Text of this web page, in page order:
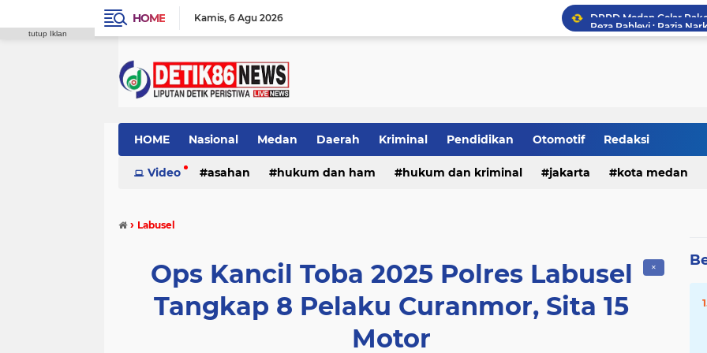
HOME Kamis 6 Agu 2026
Tia Ayu Soroti
HOME Nasional Medan Daerah Kriminal Pendidikan Otomotif Redaksi
Video asahan hukum dan ham hukum dan kriminal jakarta kota medan
› Labusel
✕
Ops Kancil Toba 2025 Polres Labusel
Tangkap 8 Pelaku Curanmor, Sita 15
Motor
tutup Iklan